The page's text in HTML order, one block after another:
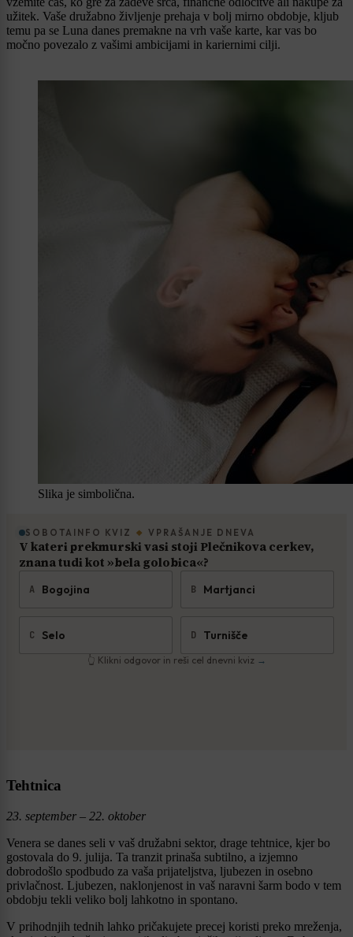
užitek. Vaše družabno življenje prehaja v bolj mirno obdobje, kljub
temu pa se Luna danes premakne na vrh vaše karte, kar vas bo
močno povezalo z vašimi ambicijami in kariernimi cilji.
Slika je simbolična.
Tehtnica
23. september – 22. oktober
Venera se danes seli v vaš družabni sektor, drage tehtnice, kjer bo
gostovala do 9. julija. Ta tranzit prinaša subtilno, a izjemno
dobrodošlo spodbudo za vaša prijateljstva, ljubezen in osebno
privlačnost. Ljubezen, naklonjenost in vaš naravni šarm bodo v tem
obdobju tekli veliko bolj lahkotno in spontano.
V prihodnjih tednih lahko pričakujete precej koristi preko mreženja,